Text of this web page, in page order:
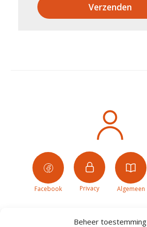
Beheer toestemming
Verzenden
Facebook Privacy Algemeen